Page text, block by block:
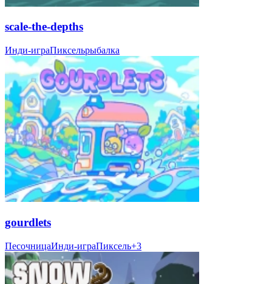
scale-the-depths
Инди-играПиксельрыбалка
gourdlets
ПесочницаИнди-играПиксель+3